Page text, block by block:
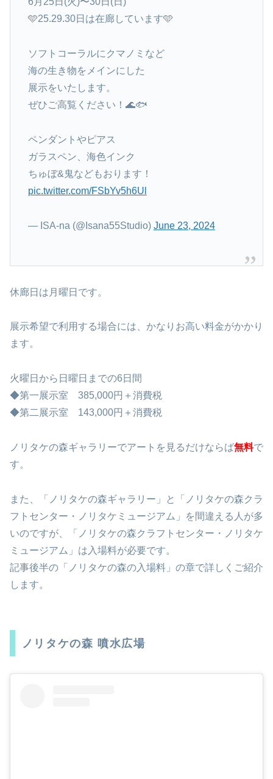
🩵25.29.30日は在廊しています🩵
ソフトコーラルにクマノミなど
海の生き物をメインにした
展示をいたします。
ぜひご高覧ください！🌊🐟
ペンダントやピアス
ガラスペン、海色インク
ちゅぼ&鬼などもおります！
pic.twitter.com/FSbYv5h6Ul
— ISA-na (@Isana55Studio) June 23, 2024
休廊日は月曜日です。
展示希望で利用する場合には、かなりお高い料金がかかり
ます。
火曜日から日曜日までの6日間
◆第一展示室 385,000円＋消費税
◆第二展示室 143,000円＋消費税
ノリタケの森ギャラリーでアートを見るだけならば無料で
す。
また、「ノリタケの森ギャラリー」と「ノリタケの森クラ
フトセンター・ノリタケミュージアム」を間違える人が多
いのですが、「ノリタケの森クラフトセンター・ノリタケ
ミュージアム」は入場料が必要です。
記事後半の「ノリタケの森の入場料」の章で詳しくご紹介
します。
ノリタケの森 噴水広場